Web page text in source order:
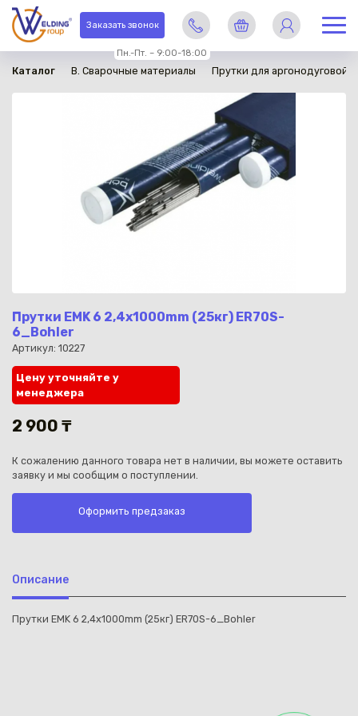
Заказать звонок
Пн.-Пт. – 9:00-18:00
Каз
Каталог B. Сварочные материалы Прутки для аргонодуговой
Прутки EMK 6 2,4х1000mm (25кг) ER70S-
6_Bohler
Артикул: 10227
в наличии
Цену уточняйте у
менеджера
2 900 ₸
К сожалению данного товара нет в наличии, вы можете оставить
заявку и мы сообщим о поступлении.
Оформить предзаказ
Описание
Прутки EMK 6 2,4х1000mm (25кг) ER70S-6_Bohler